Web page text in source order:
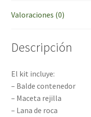
Valoraciones (0)
Descripción
El kit incluye:
– Balde contenedor
– Maceta rejilla
– Lana de roca